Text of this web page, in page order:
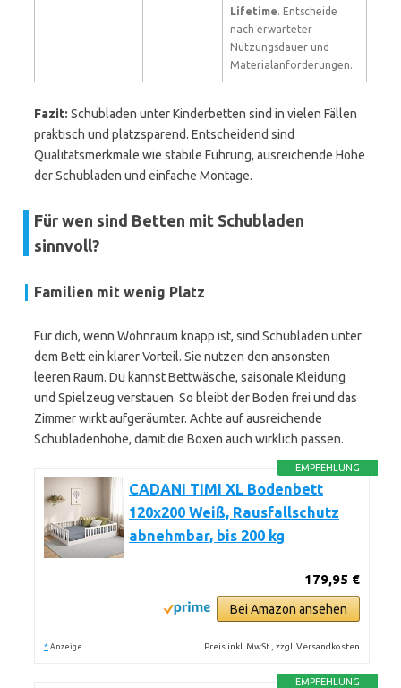
Lifetime. Entscheide
nach erwarteter
Nutzungsdauer und
Materialanforderungen.
Fazit: Schubladen unter Kinderbetten sind in vielen Fällen
praktisch und platzsparend. Entscheidend sind
Qualitätsmerkmale wie stabile Führung, ausreichende Höhe
der Schubladen und einfache Montage.
Für wen sind Betten mit Schubladen
sinnvoll?
Familien mit wenig Platz
Für dich, wenn Wohnraum knapp ist, sind Schubladen unter
dem Bett ein klarer Vorteil. Sie nutzen den ansonsten
leeren Raum. Du kannst Bettwäsche, saisonale Kleidung
und Spielzeug verstauen. So bleibt der Boden frei und das
Zimmer wirkt aufgeräumter. Achte auf ausreichende
Schubladenhöhe, damit die Boxen auch wirklich passen.
EMPFEHLUNG
CADANI TIMI XL Bodenbett
120x200 Weiß, Rausfallschutz
abnehmbar, bis 200 kg
179,95 €
Bei Amazon ansehen
* Anzeige Preis inkl. MwSt., zzgl. Versandkosten
EMPFEHLUNG